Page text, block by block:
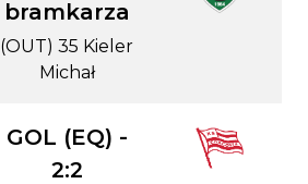
bramkarza
(OUT) 35 Kieler
Michał
GOL (EQ) -
2:2